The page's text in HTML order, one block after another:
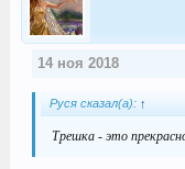
14 ноя 2018
Руся сказал(а): ↑
Трешка - это